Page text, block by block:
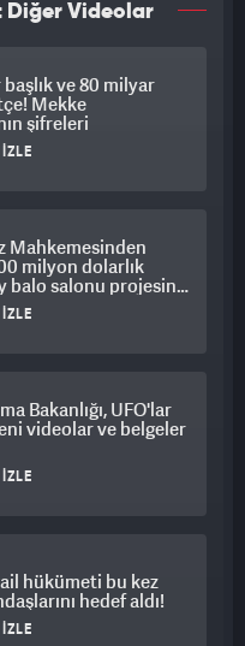
Diğer Videolar
ve 80 milyar
Mekke
şifreleri
Mahkemesinden
milyon dolarlık
balo salonu projesine
Bakanlığı, UFO'lar
videolar ve belgeler
hükümeti bu kez
hedef aldı!